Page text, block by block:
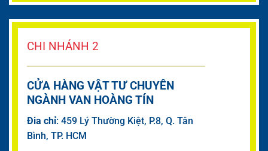
CHI NHÁNH 2
CỬA HÀNG VẬT TƯ CHUYÊN
NGÀNH VAN HOÀNG TÍN
Đia chỉ: 459 Lý Thường Kiệt, P.8, Q. Tân
Bình, TP. HCM